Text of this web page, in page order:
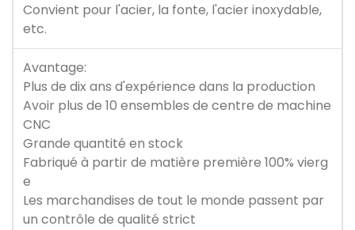
Convient pour l'acier, la fonte, l'acier inoxydable,
etc.
Avantage:
Plus de dix ans d'expérience dans la production
Avoir plus de 10 ensembles de centre de machine
CNC
Grande quantité en stock
Fabriqué à partir de matière première 100% vierg
e
Les marchandises de tout le monde passent par
un contrôle de qualité strict